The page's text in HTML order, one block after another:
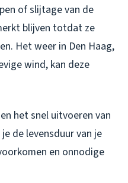
of slijtage van de
blijven totdat ze
Het weer in Den Haag,
wind, kan deze
het snel uitvoeren van
de levensduur van je
en onnodige